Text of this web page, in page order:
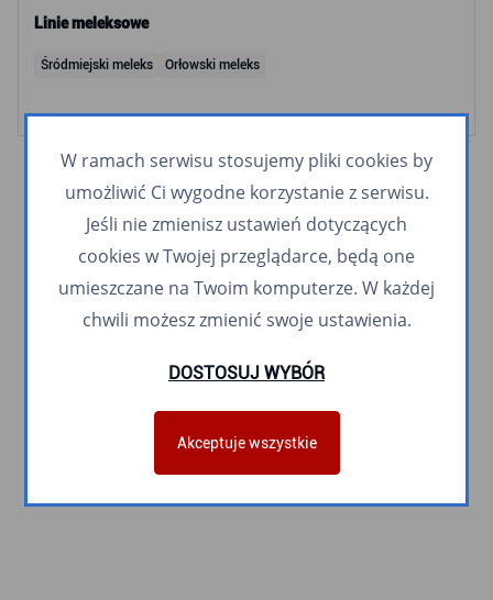
Linie meleksowe
Śródmiejski meleks Orłowski meleks
W ramach serwisu stosujemy pliki cookies by
umożliwić Ci wygodne korzystanie z serwisu.
Jeśli nie zmienisz ustawień dotyczących
cookies w Twojej przeglądarce, będą one
umieszczane na Twoim komputerze. W każdej
chwili możesz zmienić swoje ustawienia.
DOSTOSUJ WYBÓR
Akceptuje wszystkie